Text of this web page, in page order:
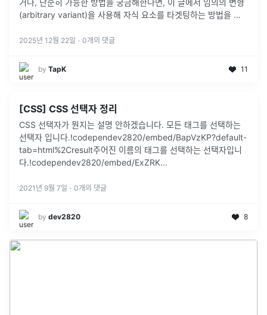
거나, 단순히 가능한 방법을 궁금해한다면, 이 글에서 임의의 변형
(arbitrary variant)을 사용해 자식 요소를 타겟팅하는 방법을 소
2025년 12월 22일 · 0개의 댓글
by TapK 11
[CSS] CSS 선택자 정리
CSS 선택자가 뭔지는 설명 안하겠습니다. 모든 태그를 선택하는
선택자 입니다.!codependev2820/embed/BapVzKP?default-
tab=html%2Cresult주어진 이름의 태그를 선택하는 선택자입니
다.!codependev2820/embed/ExZRK...
2021년 9월 7일 · 0개의 댓글
by dev2820 8